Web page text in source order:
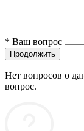
* Ваш вопрос
Продолжить
Нет вопросов о
вопрос.